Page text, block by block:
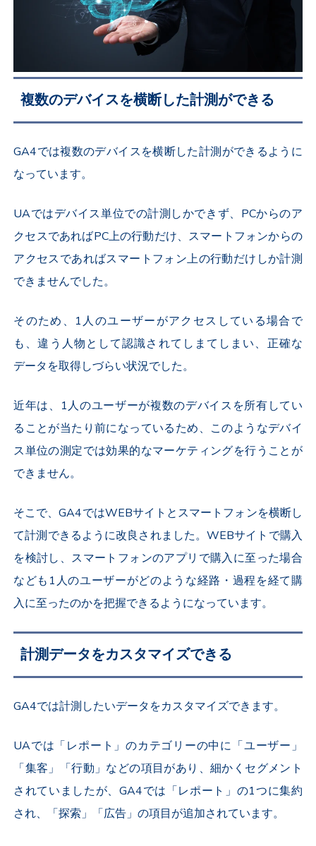
複数のデバイスを横断した計測ができる
GA4では複数のデバイスを横断した計測ができるように
なっています。
UAではデバイス単位での計測しかできず、PCからのア
クセスであればPC上の行動だけ、スマートフォンからの
アクセスであればスマートフォン上の行動だけしか計測
できませんでした。
そのため、1人のユーザーがアクセスしている場合で
も、違う人物として認識されてしまてしまい、正確な
データを取得しづらい状況でした。
近年は、1人のユーザーが複数のデバイスを所有してい
ることが当たり前になっているため、このようなデバイ
ス単位の測定では効果的なマーケティングを行うことが
できません。
そこで、GA4ではWEBサイトとスマートフォンを横断し
て計測できるように改良されました。WEBサイトで購入
を検討し、スマートフォンのアプリで購入に至った場合
なども1人のユーザーがどのような経路・過程を経て購
入に至ったのかを把握できるようになっています。
計測データをカスタマイズできる
GA4では計測したいデータをカスタマイズできます。
UAでは「レポート」のカテゴリーの中に「ユーザー」
「集客」「行動」などの項目があり、細かくセグメント
されていましたが、GA4では「レポート」の1つに集約
され、「探索」「広告」の項目が追加されています。